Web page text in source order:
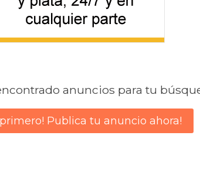
anuncios para tu
Publica tu anuncio ahora!